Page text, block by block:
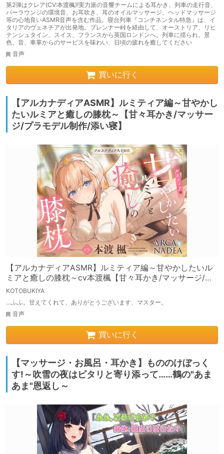
第2弾はクレア(CV:本渡楓)!実力派の音響チームによる耳かき、列車の走行音、
バーラウンジの環境音、お耳吹き、耳のオイルマッサージ、ヘッドマッサージ
等の心地良いASMR音声を含む作品。寝台列車『コンチネンタル特急』は、イ
タリアのヴェネチアが出発地。ブレンナー峠を経由して、オーストリア、リヒ
テンシュタイン、スイス、フランスから英国ロンドンへ。列車に揺られ、景
色、音、車掌からのサービスを味わい、日頃の疲れを癒してください
音声
買いに行く
【アルカナディアASMR】ルミティア編～甘やかし
たいルミアと癒しの膝枕～【甘々耳かき/マッサー
ジ/プラモデル制作/添い寝】
【アルカナディアASMR】ルミティア編～甘やかしたいル
ミアと癒しの膝枕～cv本渡楓【甘々耳かき/マッサージ/プ
ラモデル制作/添い寝】
KOTOBUKIYA
…ふふ。甘えてくれて、ありがとうございます、マスター。
音声
買いに行く
【マッサージ・お風呂・耳かき】もののけぼっく
す!～吹雪の夜はピタリと寄り添って……鶴の"あま
あま"恩返し～